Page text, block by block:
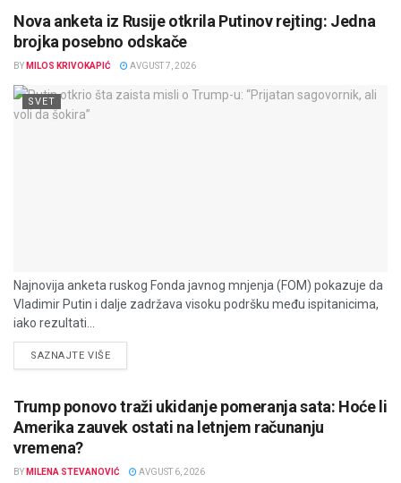
Nova anketa iz Rusije otkrila Putinov rejting: Jedna
brojka posebno odskače
BY MILOS KRIVOKAPIĆ AVGUST 7, 2026
SVET
Najnovija anketa ruskog Fonda javnog mnjenja (FOM) pokazuje da
Vladimir Putin i dalje zadržava visoku podršku među ispitanicima,
iako rezultati...
SAZNAJTE VIŠEDETAILS
Trump ponovo traži ukidanje pomeranja sata: Hoće li
Amerika zauvek ostati na letnjem računanju
vremena?
BY MILENA STEVANOVIĆ AVGUST 6, 2026